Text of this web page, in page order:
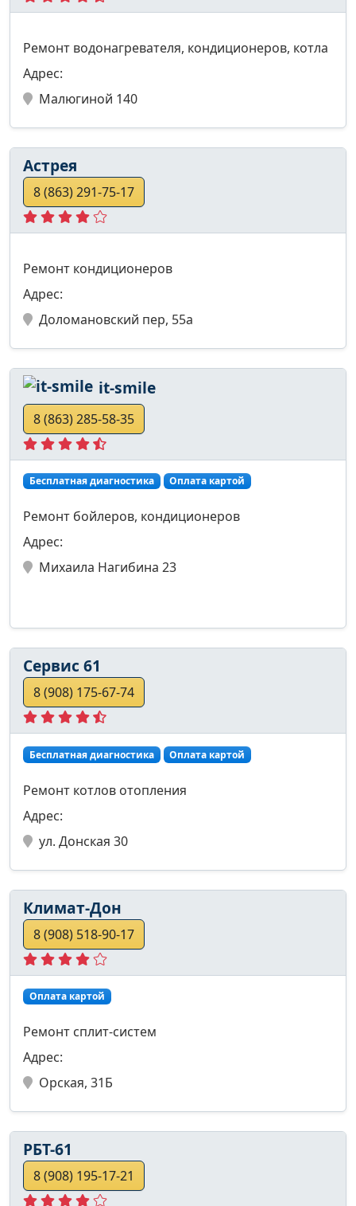
Ремонт водонагревателя, кондиционеров, котла
Адрес:
Малюгиной 140
Астрея
8 (863) 291-75-17
Ремонт кондиционеров
Адрес:
Доломановский пер, 55а
it-smile
8 (863) 285-58-35
Бесплатная диагностика Оплата картой
Ремонт бойлеров, кондиционеров
Адрес:
Михаила Нагибина 23
Сервис 61
8 (908) 175-67-74
Бесплатная диагностика Оплата картой
Ремонт котлов отопления
Адрес:
ул. Донская 30
Климат-Дон
8 (908) 518-90-17
Оплата картой
Ремонт сплит-систем
Адрес:
Орская, 31Б
РБТ-61
8 (908) 195-17-21